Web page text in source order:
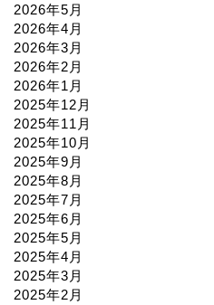
2026年5月
2026年4月
2026年3月
2026年2月
2026年1月
2025年12月
2025年11月
2025年10月
2025年9月
2025年8月
2025年7月
2025年6月
2025年5月
2025年4月
2025年3月
2025年2月